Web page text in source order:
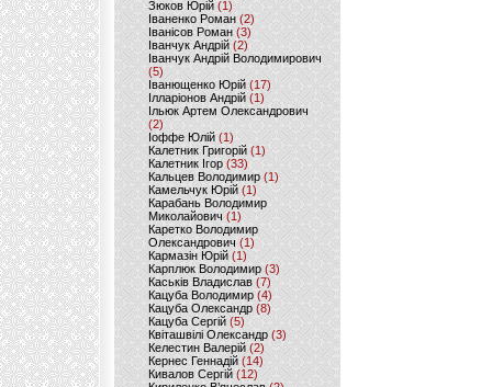
Зюков Юрій (1)
Іваненко Роман (2)
Іванісов Роман (3)
Іванчук Андрій(2)
Іванчук Андрій Володимирович
(5)
Іванющенко Юрій (17)
Ілларіонов Андрій (1)
Ільюк Артем Олександрович
(2)
Іоффе Юлій (1)
Калетник Григорій(1)
Калетник Ігор (33)
Кальцев Володимир(1)
Камельчук Юрій (1)
Карабань Володимир
Миколайович (1)
Каретко Володимир
Олександрович (1)
Кармазін Юрій(1)
Карплюк Володимир(3)
Каськів Владислав (7)
Кацуба Володимир (4)
Кацуба Олександр (8)
Кацуба Сергій (5)
Квіташвілі Олександр(3)
Келестин Валерій(2)
Кернес Геннадій (14)
Кивалов Сергій (12)